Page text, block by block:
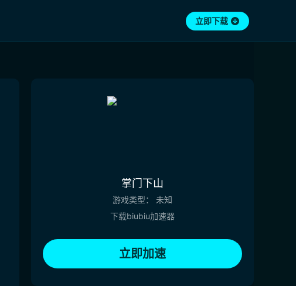
立即下载
掌门下山
游戏类型：
未知
下载biubiu加速器
立即加速